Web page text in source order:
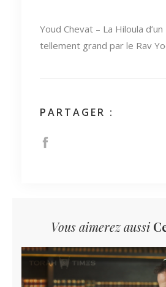
Youd Chevat – La Hiloula
tellement grand par le Rav
PARTAGER :
Vous aimerez aussi